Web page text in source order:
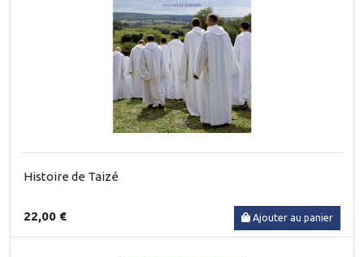
Histoire de Taizé
22,00 € Ajouter au panier